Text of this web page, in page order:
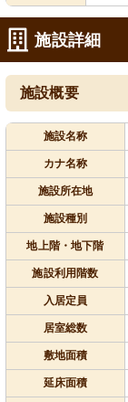
施設詳細
施設概要
施設名称
カナ名称
施設所在地
施設種別
地上階・地下階
施設利用階数
入居定員
居室総数
敷地面積
延床面積